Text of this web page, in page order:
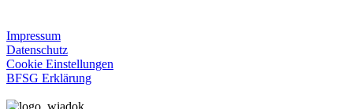
Impressum
Datenschutz
Cookie Einstellungen
BFSG Erklärung